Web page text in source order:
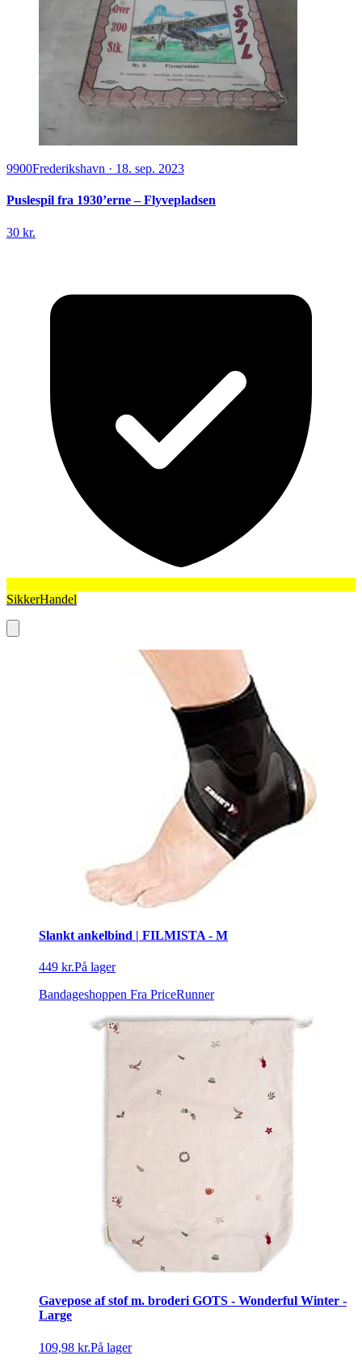
9900Frederikshavn · 18. sep. 2023
Puslespil fra 1930’erne – Flyvepladsen
30 kr.
SikkerHandel
Slankt ankelbind | FILMISTA - M
449 kr.På lager
Bandageshoppen Fra PriceRunner
Gavepose af stof m. broderi GOTS - Wonderful Winter -
Large
109,98 kr.På lager